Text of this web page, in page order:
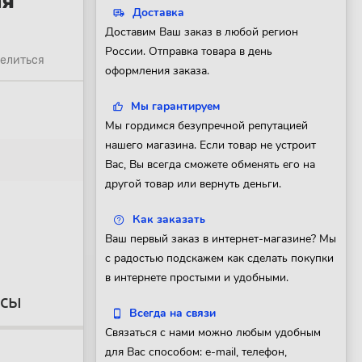
Доставка
Доставим Ваш заказ в любой регион
России. Отправка товара в день
оформления заказа.
Мы гарантируем
Мы гордимся безупречной репутацией
нашего магазина. Если товар не устроит
Вас, Вы всегда сможете обменять его на
другой товар или вернуть деньги.
Как заказать
Ваш первый заказ в интернет-магазине? Мы
с радостью подскажем как сделать покупки
в интернете простыми и удобными.
Всегда на связи
Связаться с нами можно любым удобным
для Вас способом: e-mail, телефон,